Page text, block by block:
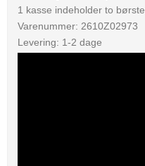
1 kasse indeholder to
Varenummer: 2610Z02973
Levering: 1-2 dage